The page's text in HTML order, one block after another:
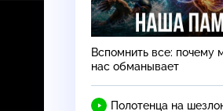
Вспомнить все: почему
нас обманывает
Полотенца на